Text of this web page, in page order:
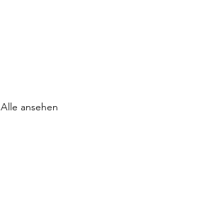
Alle ansehen